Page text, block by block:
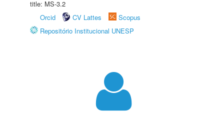
title: MS-3.2
Orcid
CV Lattes
Scopus
Repositório Institucional UNESP